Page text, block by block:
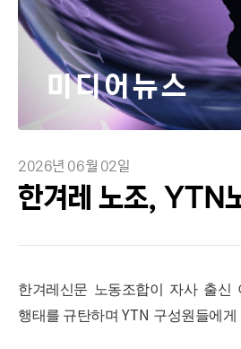
2026년 06월 02일
한겨레 노조, YTN
미디어뉴스
한겨레신문 노동조합이 자사 출신
행태를 규탄하며YTN 구성원들에게